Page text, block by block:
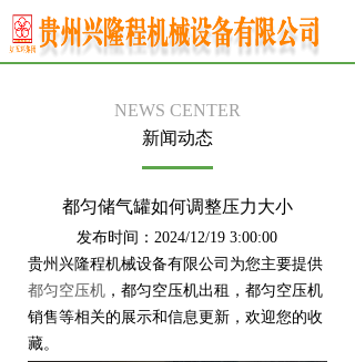
NEWS CENTER
新闻动态
都匀储气罐如何调整压力大小
发布时间：2024/12/19 3:00:00
贵州兴隆程机械设备有限公司为您主要提供
都匀空压机，都匀空压机出租，都匀空压机
销售等相关的展示和信息更新，欢迎您的收
藏。